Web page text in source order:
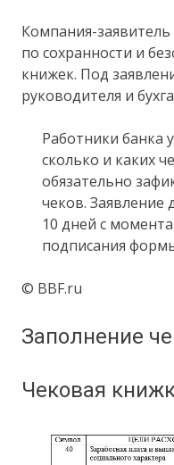
Компания-заявитель
по сохранности и
книжек. Под
руководителя и
Работники банка
сколько и каких
обязательно
чеков. Заявление
10 дней с
подписания
© BBF.ru
Заполнение
Чековая